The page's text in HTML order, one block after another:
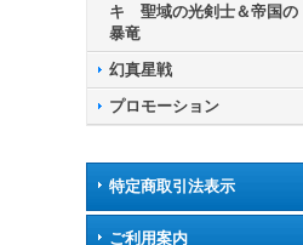
キ 聖域の光剣士＆帝国の
暴竜
幻真星戦
プロモーション
特定商取引法表示
ご利用案内